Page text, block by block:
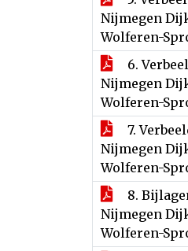
Nijmegen
Wolferen-
6.
Nijmegen
Wolferen-
7.
Nijmegen
Wolferen-
8.
Nijmegen
Wolferen-